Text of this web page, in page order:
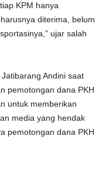
KPM hanya
diterima, belum
ujar salah
Andini saat
pemotongan dana PKH
untuk memberikan
media yang hendak
pemotongan dana PKH